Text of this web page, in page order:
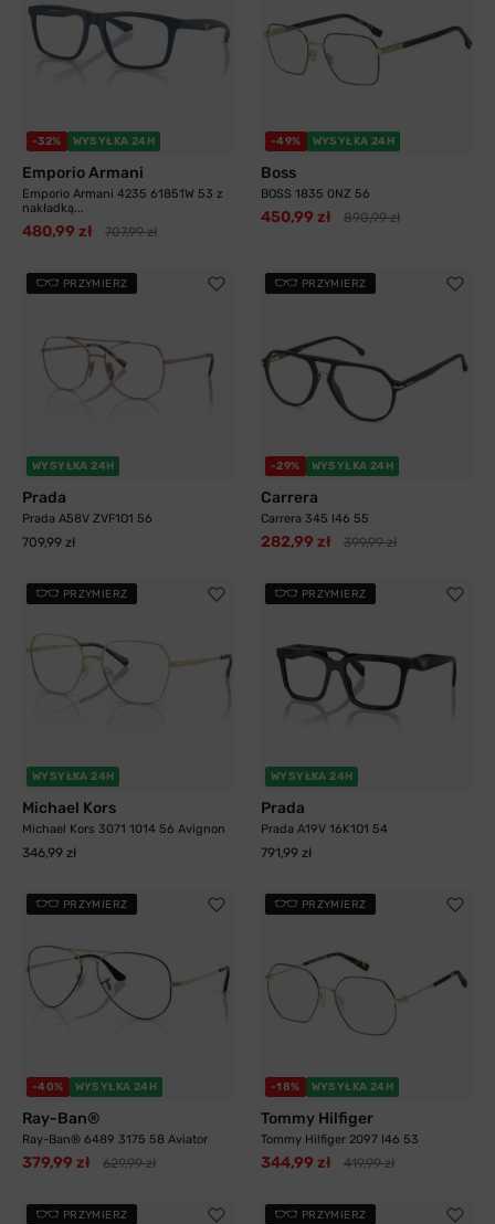
-32% WYSYŁKA 24H
Emporio Armani
Emporio Armani 4235 61851W 53 z
nakładką...
480,99 zł 707,99 zł
-49% WYSYŁKA 24H
Boss
BOSS 1835 0NZ 56
450,99 zł 890,99 zł
PRZYMIERZ
WYSYŁKA 24H
Prada
Prada A58V ZVF1O1 56
709,99 zł
PRZYMIERZ
-29% WYSYŁKA 24H
Carrera
Carrera 345 I46 55
282,99 zł 399,99 zł
PRZYMIERZ
WYSYŁKA 24H
Michael Kors
Michael Kors 3071 1014 56 Avignon
346,99 zł
PRZYMIERZ
WYSYŁKA 24H
Prada
Prada A19V 16K1O1 54
791,99 zł
PRZYMIERZ
-40% WYSYŁKA 24H
Ray-Ban®
Ray-Ban® 6489 3175 58 Aviator
379,99 zł 629,99 zł
PRZYMIERZ
-18% WYSYŁKA 24H
Tommy Hilfiger
Tommy Hilfiger 2097 I46 53
344,99 zł 419,99 zł
PRZYMIERZ PRZYMIERZ